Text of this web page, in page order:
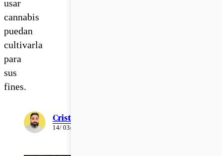
usar
cannabis
puedan
cultivarla
para
sus
fines.
Cristián Meza
14/ 03/ 2023